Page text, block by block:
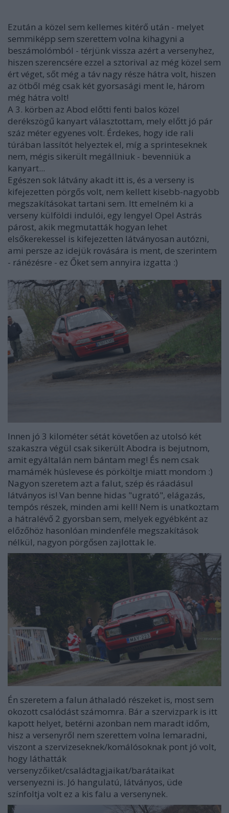
Ezután a közel sem kellemes kitérő után - melyet
semmiképp sem szerettem volna kihagyni a
beszámolómból - térjünk vissza azért a versenyhez,
hiszen szerencsére ezzel a sztorival az még közel sem
ért véget, sőt még a táv nagy része hátra volt, hiszen
az ötből még csak két gyorsasági ment le, három
még hátra volt!
A 3. körben az Abod előtti fenti balos közel
derékszögű kanyart választottam, mely előtt jó pár
száz méter egyenes volt. Érdekes, hogy ide rali
túrában lassítót helyeztek el, míg a sprinteseknek
nem, mégis sikerült megállniuk - bevenniük a
kanyart...
Egészen sok látvány akadt itt is, és a verseny is
kifejezetten pörgős volt, nem kellett kisebb-nagyobb
megszakításokat tartani sem. Itt emelném ki a
verseny külföldi indulói, egy lengyel Opel Astrás
párost, akik megmutatták hogyan lehet
elsőkerekessel is kifejezetten látványosan autózni,
ami persze az idejük rovására is ment, de szerintem
- ránézésre - ez Őket sem annyira izgatta :)
Innen jó 3 kilométer sétát követően az utolsó két
szakaszra végül csak sikerült Abodra is bejutnom,
amit egyáltalán nem bántam meg! És nem csak
mamámék húslevese és pörköltje miatt mondom :)
Nagyon szeretem azt a falut, szép és ráadásul
látványos is! Van benne hidas "ugrató", elágazás,
tempós részek, minden ami kell! Nem is unatkoztam
a hátralévő 2 gyorsban sem, melyek egyébként az
előzőhöz hasonlóan mindenféle megszakítások
nélkül, nagyon pörgősen zajlottak le.
Én szeretem a falun áthaladó részeket is, most sem
okozott csalódást számomra. Bár a szervizpark is itt
kapott helyet, betérni azonban nem maradt időm,
hisz a versenyről nem szerettem volna lemaradni,
viszont a szervizeseknek/komálósoknak pont jó volt,
hogy láthatták
versenyzőiket/családtagjaikat/barátaikat
versenyezni is. Jó hangulatú, látványos, üde
színfoltja volt ez a kis falu a versenynek.